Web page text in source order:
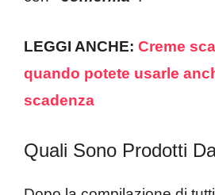
LEGGI ANCHE: Creme
quando potete usarle
scadenza
Quali Sono Prodotti